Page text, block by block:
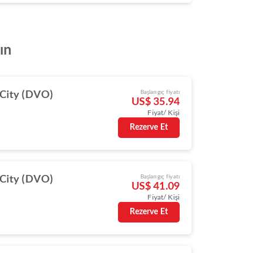
(DVO) Başlangıç fiyatı
US$ 35.94
Fiyat/ Kişi
Rezerve Et
(DVO) Başlangıç fiyatı
US$ 41.09
Fiyat/ Kişi
Rezerve Et